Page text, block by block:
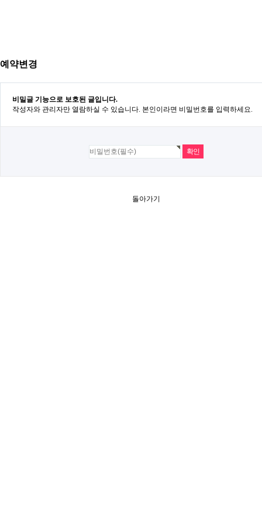
예약변경
비밀글 기능으로 보호된 글입니다.
작성자와 관리자만 열람하실 수 있습니다. 본인이라면 비밀번호를 입력하세요.
돌아가기